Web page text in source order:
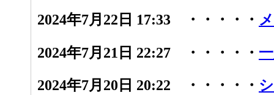
2024年7月22日 17:33 ・・・・・
2024年7月21日 22:27 ・・・・・
2024年7月20日 20:22 ・・・・・